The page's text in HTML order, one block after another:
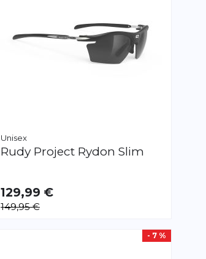
Unisex
Rudy Project Rydon Slim
129,99 €
149,95 €
- 7 %